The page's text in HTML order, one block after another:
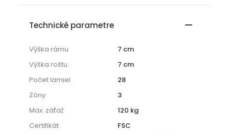
Technické parametre
Výška rámu
7 cm
Výška roštu
7 cm
Počet lamiel
28
Zóny
3
Max. záťaž
120 kg
Certifikát
FSC